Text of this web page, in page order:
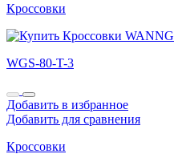
Кроссовки
WGS-80-T-3
Добавить в избранное
Добавить для сравнения
Кроссовки